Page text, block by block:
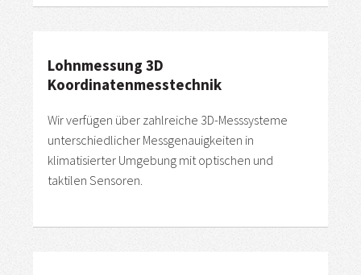
Lohnmessung 3D
Koordinatenmesstechnik
Wir verfügen über zahlreiche 3D-Messsysteme
unterschiedlicher Messgenauigkeiten in
klimatisierter Umgebung mit optischen und
taktilen Sensoren.